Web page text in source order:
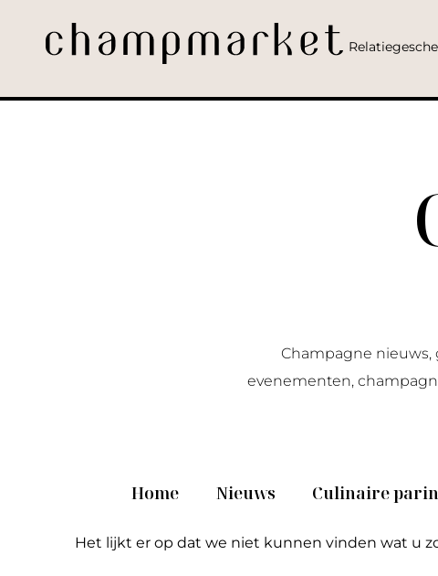
Champagne nieuws,
evenementen,
Home Nieuws Culinaire
Het lijkt er op dat we niet kunnen vinden wat u